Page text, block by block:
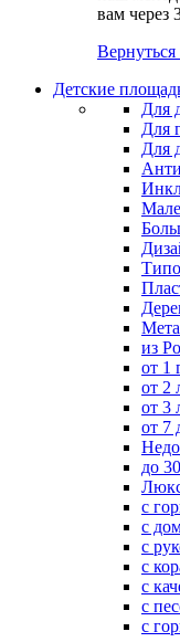
вам через
Детские
Для
Для
Для
из
от 1
от 2
от 3
от 7
до
с
с
с
с
с
с
с